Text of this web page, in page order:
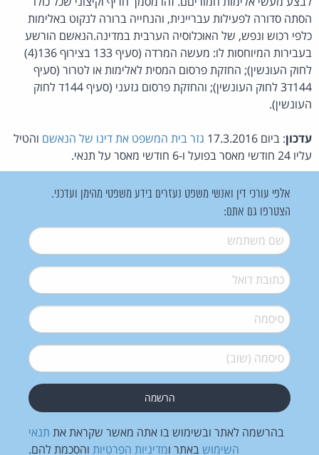
הסתה סדורה לפעילות עבריינית, והנחייה ברורה לנקוט באלימות
כלפי רכוש ונפש, של האוכלוסיה הערבית במדינה.הנאשם הורשע
בעבירות המיוחסות לו: מעשה המרדה (סעיף 133 בצירוף 136(4)
לחוק העונשין); החזקת פרסום המסית לאלימות או לטרור (סעיף
144ד3 לחוק העונשין); והחזקת פרסום גזעני (סעיף 144ד לחוק
העונשין).
עדכון: ביום 17.3.2016 גזר בית המשפט את דינו של הנאשם והטיל
עליו 24 חודשי מאסר בפועל ו-6 חודשי מאסר על תנאי.
אלפי עורכי דין ואנשי משפט נעזרים בידע משפטי מהימן ועדכני.
הצטרפו גם אתם:
שם משתמש*
דואל*
סיסמה*
סיסמה (שוב)*
בהרשמה לאתר ובשימוש בו אתה מאשר שקראת את תנאי
השימוש באתר ומדיניות הפרטיות והסכמת להם.